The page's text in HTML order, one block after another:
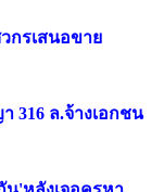
กรเสนอขาย
316 ล.จ้างเอกชน